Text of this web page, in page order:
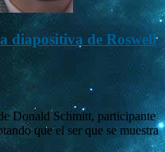
diapositiva de Roswell
Donald Schmitt, participante
que el ser que se muestra